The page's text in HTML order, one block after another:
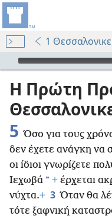
1
Audio Player
Η Πρώτη
5 Όσο για τους
δεν έχετε ανάγκη να
οι ίδιοι γνωρίζετε
Ιεχωβά * + έρχεται
νύχτα.+ 3 Όταν θα
τότε ξαφνική